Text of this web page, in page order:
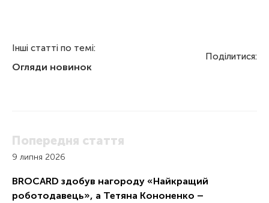
Інші статті по темі:
Огляди новинок
Поділитися:
Попередня стаття
9 липня 2026
BROCARD здобув нагороду «Найкращий
роботодавець», а Тетяна Кононенко –